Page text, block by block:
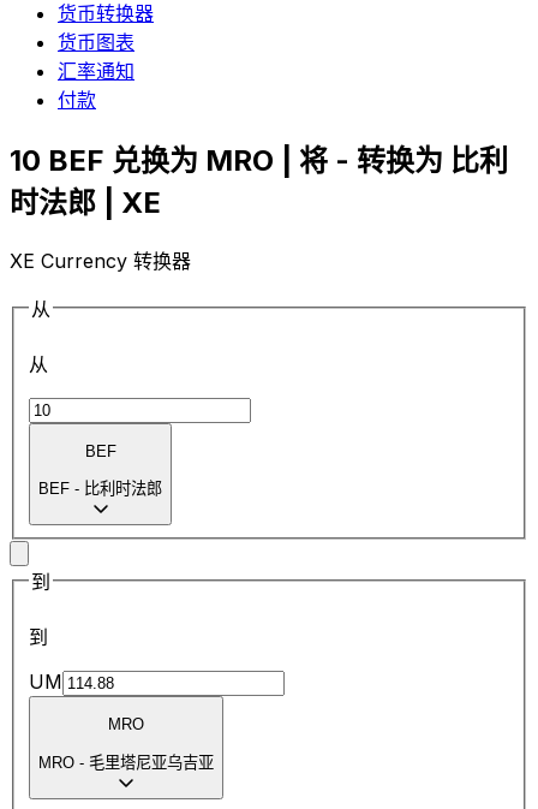
货币转换器
货币图表
汇率通知
付款
10 BEF 兑换为 MRO | 将 - 转换为 比利
时法郎 | XE
XE Currency 转换器
从
从
BEF
BEF - 比利时法郎
到
到
UM
MRO
MRO - 毛里塔尼亚乌吉亚